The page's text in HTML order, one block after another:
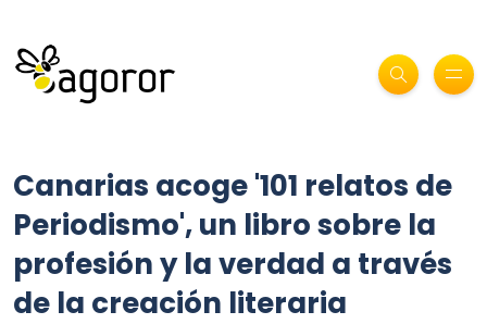
Canarias acoge '101 relatos de
Periodismo', un libro sobre la
profesión y la verdad a través
de la creación literaria